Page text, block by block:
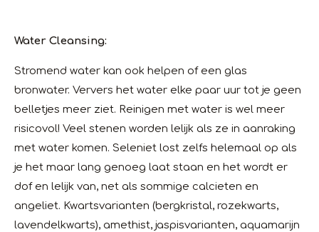
Water Cleansing:
Stromend water kan ook helpen of een glas
bronwater. Ververs het water elke paar uur tot je geen
belletjes meer ziet. Reinigen met water is wel meer
risicovol! Veel stenen worden lelijk als ze in aanraking
met water komen. Seleniet lost zelfs helemaal op als
je het maar lang genoeg laat staan en het wordt er
dof en lelijk van, net als sommige calcieten en
angeliet. Kwartsvarianten (bergkristal, rozekwarts,
lavendelkwarts), amethist, jaspisvarianten, aquamarijn